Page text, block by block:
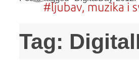
Tag: